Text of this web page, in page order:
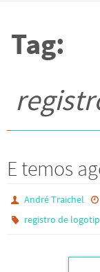
Tag:
E temos
André Traichel
registro de